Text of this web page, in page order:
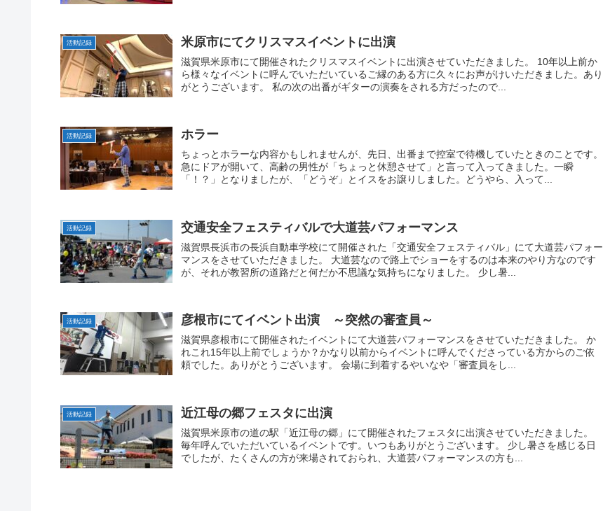
活動記録 米原市にてクリスマスイベントに出演
滋賀県米原市にて開催されたクリスマスイベントに出演させていただきました。 10年以上前か
ら様々なイベントに呼んでいただいているご縁のある方に久々にお声がけいただきました。あり
がとうございます。 私の次の出番がギターの演奏をされる方だったので...
活動記録 ホラー
ちょっとホラーな内容かもしれませんが、先日、出番まで控室で待機していたときのことです。
急にドアが開いて、高齢の男性が「ちょっと休憩させて」と言って入ってきました。一瞬
「！？」となりましたが、「どうぞ」とイスをお譲りしました。どうやら、入って...
活動記録 交通安全フェスティバルで大道芸パフォーマンス
滋賀県長浜市の長浜自動車学校にて開催された「交通安全フェスティバル」にて大道芸パフォー
マンスをさせていただきました。 大道芸なので路上でショーをするのは本来のやり方なのです
が、それが教習所の道路だと何だか不思議な気持ちになりました。 少し暑...
活動記録 彦根市にてイベント出演 ～突然の審査員～
滋賀県彦根市にて開催されたイベントにて大道芸パフォーマンスをさせていただきました。 か
れこれ15年以上前でしょうか？かなり以前からイベントに呼んでくださっている方からのご依
頼でした。ありがとうございます。 会場に到着するやいなや「審査員をし...
活動記録 近江母の郷フェスタに出演
滋賀県米原市の道の駅「近江母の郷」にて開催されたフェスタに出演させていただきました。
毎年呼んでいただいているイベントです。いつもありがとうございます。 少し暑さを感じる日
でしたが、たくさんの方が来場されておられ、大道芸パフォーマンスの方も...